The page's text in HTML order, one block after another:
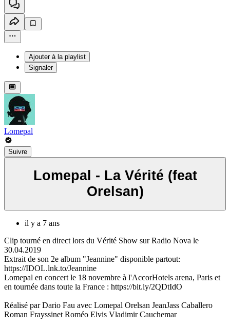
Ajouter à la playlist
Signaler
Lomepal
Suivre
Lomepal - La Vérité (feat
Orelsan)
il y a 7 ans
Clip tourné en direct lors du Vérité Show sur Radio Nova le
30.04.2019
Extrait de son 2e album "Jeannine" disponible partout:
https://IDOL.lnk.to/Jeannine
Lomepal en concert le 18 novembre à l'AccorHotels arena, Paris et
en tournée dans toute la France : https://bit.ly/2QDtIdO
Réalisé par Dario Fau avec Lomepal Orelsan JeanJass Caballero
Roman Frayssinet Roméo Elvis Vladimir Cauchemar